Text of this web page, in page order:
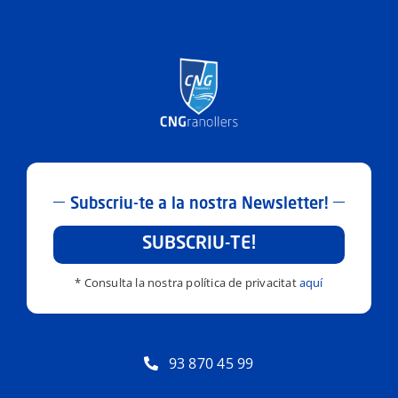
Subscriu-te a la nostra Newsletter!
SUBSCRIU-TE!
* Consulta la nostra política de privacitataquí
93 870 45 99